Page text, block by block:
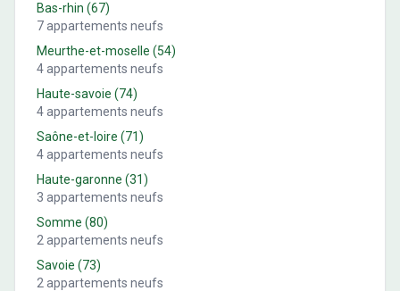
Bas-rhin (67)
7appartements neufs
Meurthe-et-moselle (54)
4appartements neufs
Haute-savoie (74)
4appartements neufs
Saône-et-loire (71)
4appartements neufs
Haute-garonne (31)
3 appartements neufs
Somme (80)
2 appartements neufs
Savoie (73)
2 appartements neufs